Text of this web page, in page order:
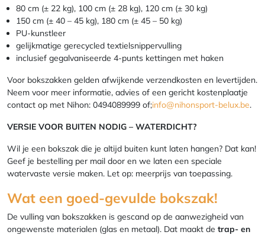
80 cm (± 22 kg), 100 cm (± 28 kg), 120 cm (± 30 kg)
150 cm (± 40 – 45 kg), 180 cm (± 45 – 50 kg)
PU-kunstleer
gelijkmatige gerecycled textielsnippervulling
inclusief gegalvaniseerde 4-punts kettingen met haken
Voor bokszakken gelden afwijkende verzendkosten en levertijden.
Neem voor meer informatie, advies of een gericht kostenplaatje
contact op met Nihon: 0494089999 of;info@nihonsport-belux.be.
VERSIE VOOR BUITEN NODIG – WATERDICHT?
Wil je een bokszak die je altijd buiten kunt laten hangen? Dat kan!
Geef je bestelling per mail door en we laten een speciale
watervaste versie maken. Let op: meerprijs van toepassing.
Wat een goed-gevulde bokszak!
De vulling van bokszakken is gescand op de aanwezigheid van
ongewenste materialen (glas en metaal). Dat maakt de trap- en